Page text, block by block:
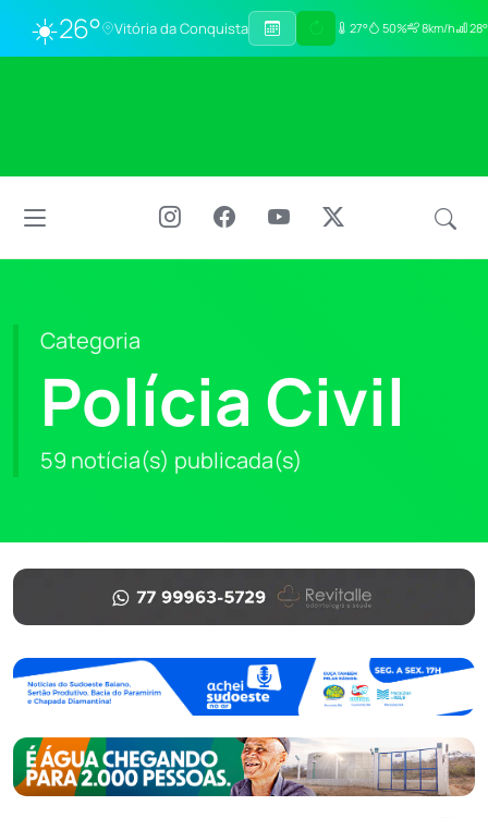
☀️26° Vitória da Conquista 27° 50% 8km/h
Categoria
Polícia Civil
59 notícia(s) publicada(s)